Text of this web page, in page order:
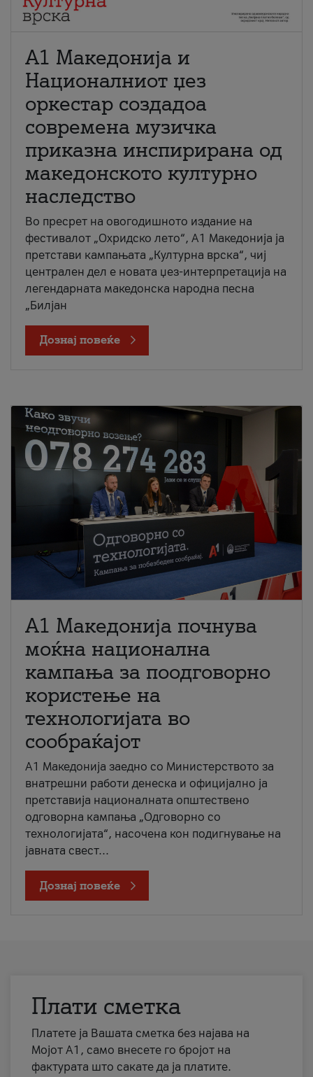
А1 Македонија и
Националниот џез
оркестар создадоа
современа музичка
приказна инспирирана од
македонското културно
наследство
Во пресрет на овогодишното издание на
фестивалот „Охридско лето“, А1 Македонија ја
претстави кампањата „Културна врска“, чиј
централен дел е новата џез-интерпретација на
легендарната македонска народна песна
„Билјан
Дознај повеќе
A1 Македонија почнува
моќна национална
кампања за поодговорно
користење на
технологијата во
сообраќајот
A1 Македонија заедно со Министерството за
внатрешни работи денеска и официјално ја
претставија националната општествено
одговорна кампања „Одговорно со
технологијата“, насочена кон подигнување на
јавната свест...
Дознај повеќе
Плати сметка
Платете ја Вашата сметка без најава на
Мојот А1, само внесете го бројот на
фактурата што сакате да ја платите.